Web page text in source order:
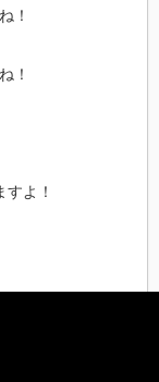
！
！
よ！